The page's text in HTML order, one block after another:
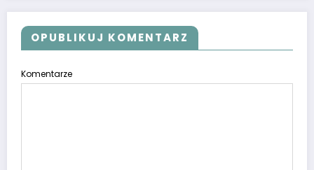
OPUBLIKUJ KOMENTARZ
Komentarze